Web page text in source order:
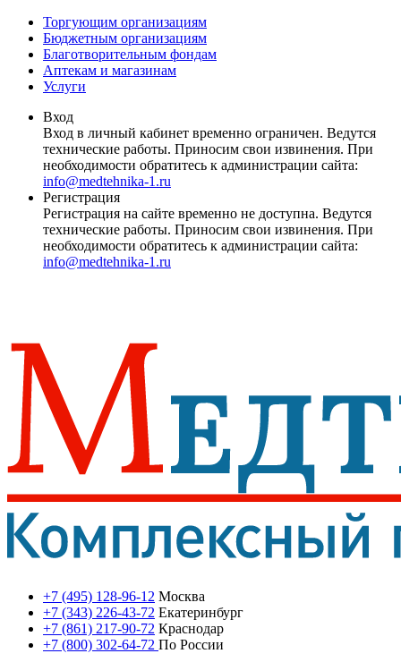
Торгующим организациям
Бюджетным организациям
Благотворительным фондам
Аптекам и магазинам
Услуги
Вход
Вход в личный кабинет временно ограничен. Ведутся
технические работы. Приносим свои извинения. При
необходимости обратитесь к администрации сайта:
info@medtehnika-1.ru
Регистрация
Регистрация на сайте временно не доступна. Ведутся
технические работы. Приносим свои извинения. При
необходимости обратитесь к администрации сайта:
info@medtehnika-1.ru
+7 (495) 128-96-12 Москва
+7 (343) 226-43-72 Екатеринбург
+7 (861) 217-90-72 Краснодар
+7 (800) 302-64-72 По России